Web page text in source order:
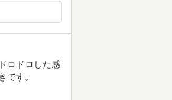
ロドロした感
です。